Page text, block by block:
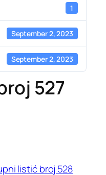
1
September 2, 2023
September 2, 2023
527
listić broj 528